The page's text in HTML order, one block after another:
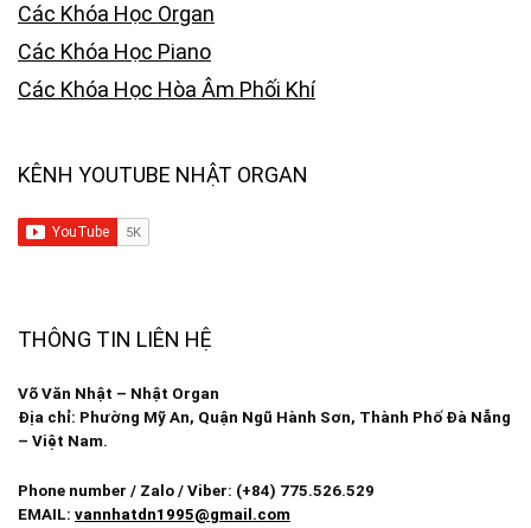
Các Khóa Học Organ
Các Khóa Học Piano
Các Khóa Học Hòa Âm Phối Khí
KÊNH YOUTUBE NHẬT ORGAN
THÔNG TIN LIÊN HỆ
Võ Văn Nhật – Nhật Organ
Địa chỉ: Phường Mỹ An, Quận Ngũ Hành Sơn, Thành Phố Đà Nẵng
– Việt Nam.
Phone number / Zalo / Viber: (+84) 775.526.529
EMAIL: vannhatdn1995@gmail.com